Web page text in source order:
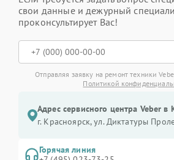
свои данные и дежурный
проконсультирует Вас!
Отправляя заявку на ремонт техники
Политикой
Адрес сервисного центра Veber в
г. Красноярск, ул. Диктатуры
Горячая линия